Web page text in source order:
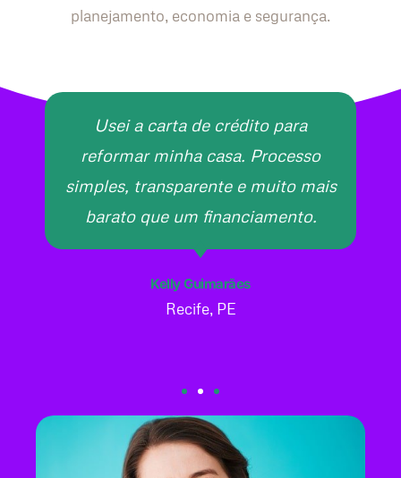
planejamento, economia e segurança.
Usei a carta de crédito para
reformar minha casa. Processo
simples, transparente e muito mais
barato que um financiamento.
Kelly Guimarães
Recife, PE